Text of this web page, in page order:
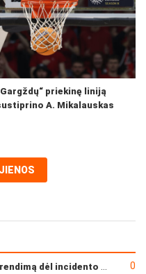
priekinę liniją
A. Mikalauskas
0